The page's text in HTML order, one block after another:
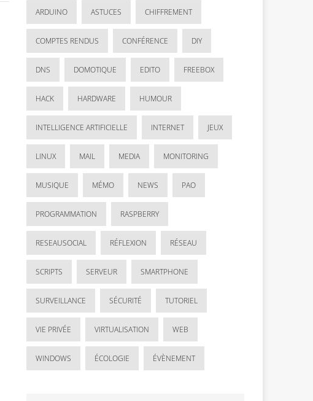
ARDUINO ASTUCES CHIFFREMENT
COMPTES RENDUS CONFÉRENCE DIY
DNS DOMOTIQUE EDITO FREEBOX
HACK HARDWARE HUMOUR
INTELLIGENCE ARTIFICIELLE INTERNET JEUX
LINUX MAIL MEDIA MONITORING
MUSIQUE MÉMO NEWS PAO
PROGRAMMATION RASPBERRY
RESEAUSOCIAL RÉFLEXION RÉSEAU
SCRIPTS SERVEUR SMARTPHONE
SURVEILLANCE SÉCURITÉ TUTORIEL
VIE PRIVÉE VIRTUALISATION WEB
WINDOWS ÉCOLOGIE ÉVÈNEMENT